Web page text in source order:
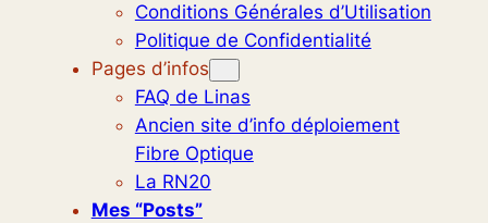
Conditions Générales d’Utilisation
Politique de Confidentialité
Pages d’infos
FAQ de Linas
Ancien site d’info déploiement
Fibre Optique
La RN20
Mes “posts”